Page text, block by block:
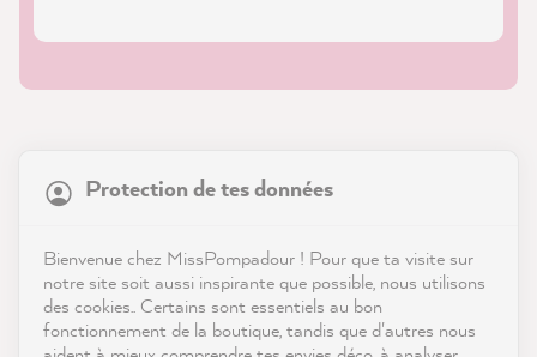
Boutique
Service
Contact
Protection de tes données
Bienvenue chez MissPompadour ! Pour que ta visite sur
notre site soit aussi inspirante que possible, nous utilisons
des cookies.. Certains sont essentiels au bon
fonctionnement de la boutique, tandis que d'autres nous
reviews-io